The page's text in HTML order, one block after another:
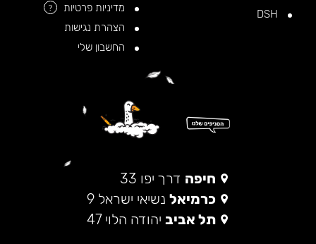
מדיניות פרטיות
?
הצהרת נגישות
החשבון שלי
חיפה דרך יפו 33
כרמיאל נשיאי ישראל 9
תל אביב יהודה הלוי 47